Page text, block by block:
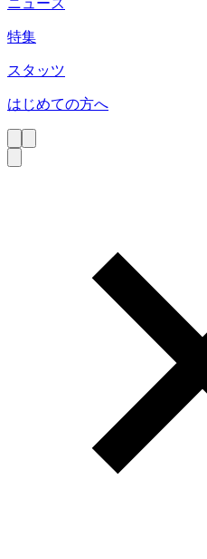
ニュース
特集
スタッツ
はじめての方へ